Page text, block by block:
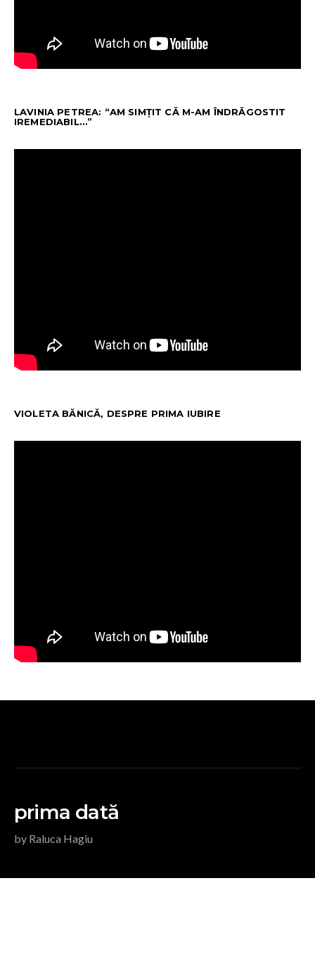
LAVINIA PETREA: “AM SIMȚIT CĂ M-AM ÎNDRĂGOSTIT
IREMEDIABIL…”
VIOLETA BĂNICĂ, DESPRE PRIMA IUBIRE
prima dată
by Raluca Hagiu